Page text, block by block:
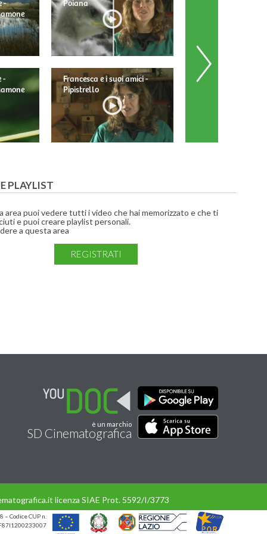
-
-
Poiana
Francesca e i suoi amici -
Pipistrello
Francesca e i suoi
PLAYLIST
area puoi vedere tutti i video che hai memorizzato e che ti
e puoi creare playlist personali.
a questa area
REGISTRATI
è un marchio
SD Cinematografica
licenza SIAE Prot. 5592/I/3773
– Codice CUP n.